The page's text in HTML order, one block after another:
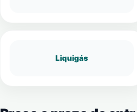
Liquigás